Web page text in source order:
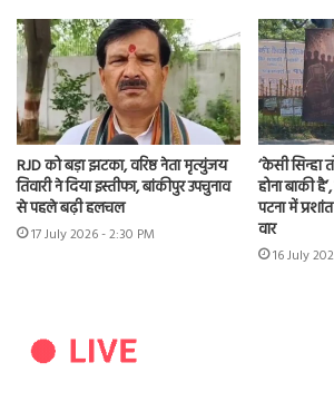
RJD को बड़ा झटका, वरिष्ठ नेता मृत्युंजय
तिवारी ने दिया इस्तीफा, बांकीपुर उपचुनाव
से पहले बढ़ी हलचल
17 July 2026 - 2:30 PM
‘केसी सिन्हा
होना बाकी
पटना में
वार
16 July